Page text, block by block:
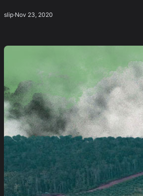
slip·Nov 23, 2020